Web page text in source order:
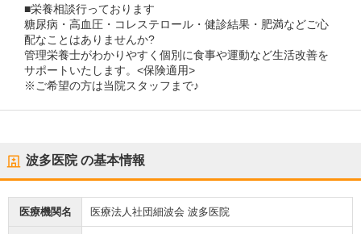
■栄養相談行っております
糖尿病・高血圧・コレステロール・健診結果・肥満などご心
配なことはありませんか?
管理栄養士がわかりやすく個別に食事や運動など生活改善を
サポートいたします。<保険適用>
※ご希望の方は当院スタッフまで♪
波多医院の基本情報
医療機関名 医療法人社団細波会 波多医院